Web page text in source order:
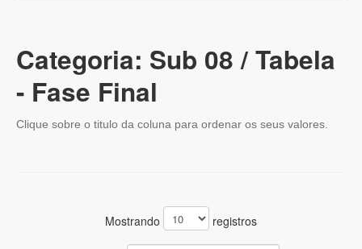
Parceiros
Categoria: Sub 08 / Tabela
- Fase Final
Clique sobre o titulo da coluna para ordenar os seus valores.
Mostrando registros